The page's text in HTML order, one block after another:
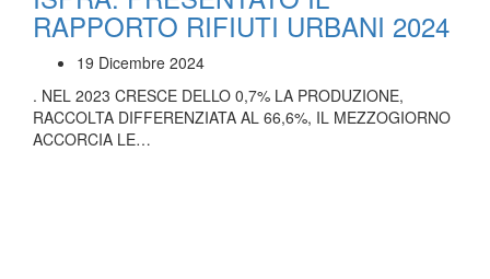
RAPPORTO RIFIUTI URBANI 2024
19 Dicembre 2024
. NEL 2023 CRESCE DELLO 0,7% LA PRODUZIONE,
RACCOLTA DIFFERENZIATA AL 66,6%, IL MEZZOGIORNO
ACCORCIA LE…